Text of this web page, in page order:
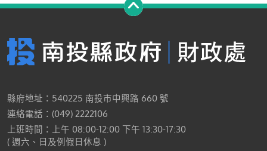
縣府地址：540225 南投市中興路 660 號
連絡電話：(049) 2222106
上班時間：上午 08:00-12:00 下午 13:30-17:30
( 週六、日及例假日休息 )